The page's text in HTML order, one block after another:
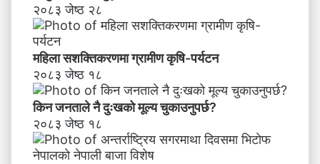
२०८३ जेष्ठ २८
महिला सशक्तिकरणमा ग्रामीण कृषि-पर्यटन
२०८३ जेष्ठ १८
किन जनताले नै दुःखको मूल्य चुकाउनुपर्छ?
२०८३ जेष्ठ १८